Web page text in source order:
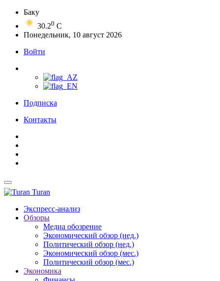
Баку
30.20 C
Понедельник, 10 август 2026
Войти
Подписка
Контакты
Turan
Экспресс-анализ
Обзоры
Медиа обозрение
Экономический обзор (нед.)
Политический обзор (нед.)
Экономический обзор (мес.)
Политический обзор (мес.)
Экономика